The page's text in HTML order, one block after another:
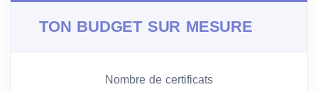
TON BUDGET SUR MESURE
Nombre de certificats